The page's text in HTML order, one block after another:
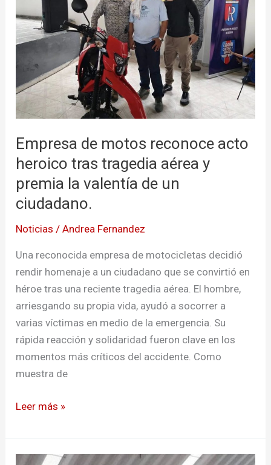
Empresa de motos reconoce acto
heroico tras tragedia aérea y
premia la valentía de un
ciudadano.
Noticias /Andrea Fernandez
Una reconocida empresa de motocicletas decidió
rendir homenaje a un ciudadano que se convirtió en
héroe tras una reciente tragedia aérea. El hombre,
arriesgando su propia vida, ayudó a socorrer a
varias víctimas en medio de la emergencia. Su
rápida reacción y solidaridad fueron clave en los
momentos más críticos del accidente. Como
muestra de
reconoce
acto
heroico
tragedia
aérea
y
la
valentía
un
ciudadano.
Leer más »
Campeonato